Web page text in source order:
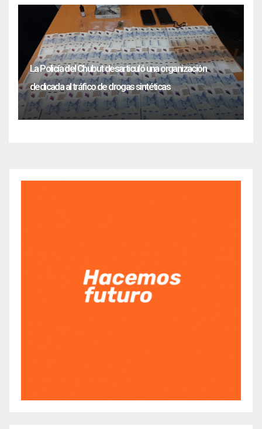
La Policía del Chubut desarticuló una organización
dedicada al tráfico de drogas sintéticas